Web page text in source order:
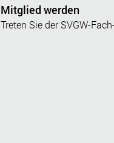
Mitglied werden
Treten Sie der SVGW-